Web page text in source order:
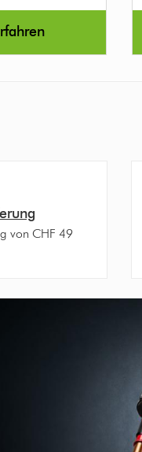
von CHF 49